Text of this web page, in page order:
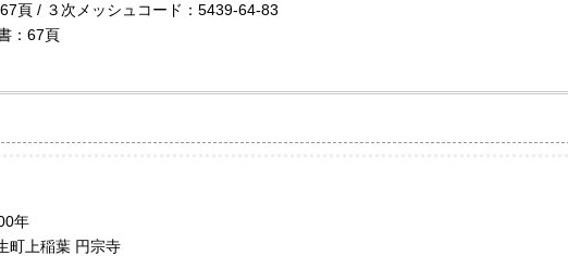
頁 / ３次メッシュコード：5439-64-83
：67頁
年
町上稲葉 円宗寺